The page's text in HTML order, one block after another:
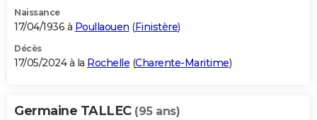
Naissance
17/04/1936 à Poullaouen (Finistère)
Décès
17/05/2024 à la Rochelle (Charente-Maritime)
Germaine TALLEC (95 ans)